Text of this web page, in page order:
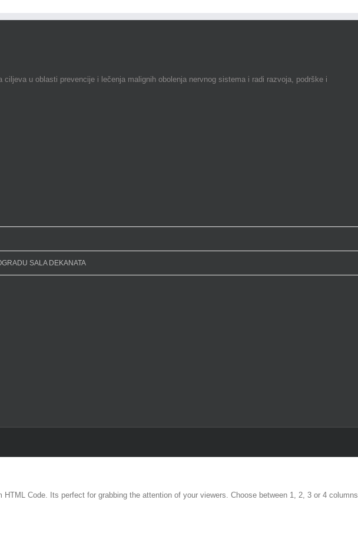
u oblasti prevencije i lečenja malignih obolenja nervnog sistema i radi razvoja, podrške i
SALA DEKANATA
Code. Its perfect for grabbing the attention of your viewers. Choose between 1, 2, 3 or 4